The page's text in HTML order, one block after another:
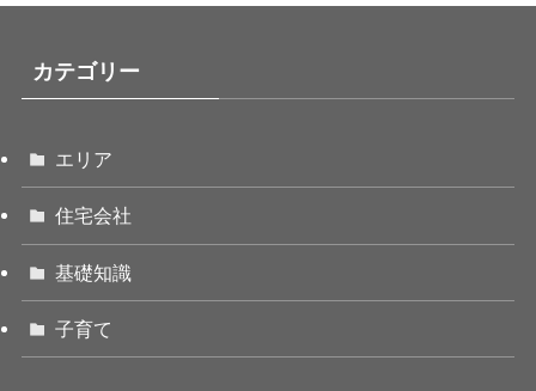
カテゴリー
エリア
住宅会社
基礎知識
子育て